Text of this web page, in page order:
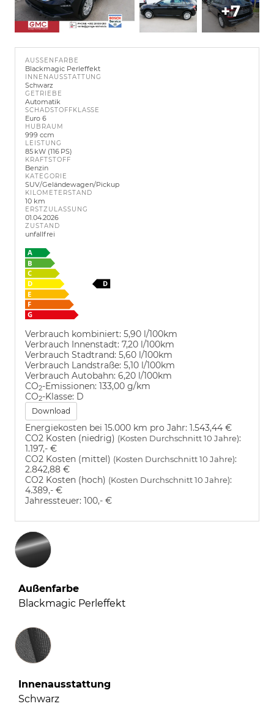
+7
AUSSENFARBE
Blackmagic Perleffekt
INNENAUSSTATTUNG
Schwarz
GETRIEBE
Automatik
SCHADSTOFFKLASSE
Euro 6
HUBRAUM
999 ccm
LEISTUNG
85 kW (116 PS)
KRAFTSTOFF
Benzin
KATEGORIE
SUV/Geländewagen/Pickup
KILOMETERSTAND
10 km
ERSTZULASSUNG
01.04.2026
ZUSTAND
unfallfrei
Verbrauch kombiniert: 5,90 l/100km
Verbrauch Innenstadt: 7,20 l/100km
Verbrauch Stadtrand: 5,60 l/100km
Verbrauch Landstraße: 5,10 l/100km
Verbrauch Autobahn: 6,20 l/100km
CO2-Emissionen: 133,00 g/km
CO2-Klasse: D
Download
Energiekosten bei 15.000 km pro Jahr: 1.543,44 €
CO2 Kosten (niedrig) (Kosten Durchschnitt 10 Jahre):
1.197,- €
CO2 Kosten (mittel) (Kosten Durchschnitt 10 Jahre):
2.842,88 €
CO2 Kosten (hoch) (Kosten Durchschnitt 10 Jahre):
4.389,- €
Jahressteuer: 100,- €
Außenfarbe
Blackmagic Perleffekt
Innenausstattung
Innenausstattung
Schwarz